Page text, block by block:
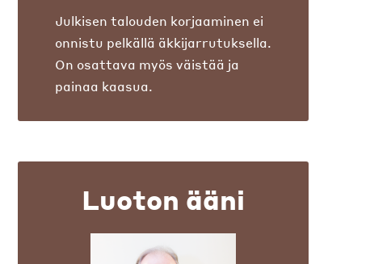
Julkisen talouden korjaaminen ei
onnistu pelkällä äkkijarrutuksella.
On osattava myös väistää ja
painaa kaasua.
Luoton ääni